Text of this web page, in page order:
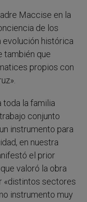
Maccise en la
de los
evolución histórica
también que
propios con
toda la familia
conjunto
instrumento para
en nuestra
el prior
valoró la obra
«distintos sectores
instrumento muy